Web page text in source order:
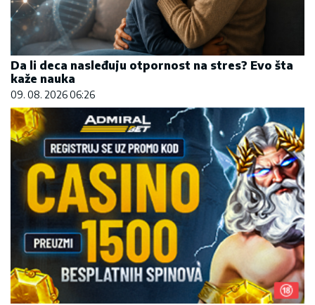
Da li deca nasleđuju otpornost na stres? Evo šta
kaže nauka
09. 08. 2026 06:26